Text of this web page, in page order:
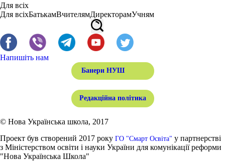
Для всіх
Для всіхБатькамВчителямДиректорамУчням
Напишіть нам
Банери НУШ
Редакційна політика
© Нова Українська школа, 2017
Проект був створений 2017 року ГО "Смарт Освіта" у партнерстві
з Міністерством освіти і науки України для комунікації реформи
"Нова Українська Школа"